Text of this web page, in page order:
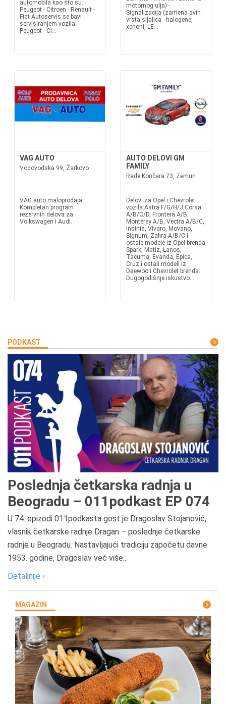
automobila kao što su: -
Peugeot - Citroen - Renault -
Fiat Autoservis se bavi
servisiranjem vozila: -
Peugeot - Ci...
motornog ulja) -
Signalizacija (zamena svih
vrsta sijalica - halogene,
xenoni, LE...
VAG AUTO
Vodovodska 99, Žarkovo
VAG auto maloprodaja:
Kompletan program
rezervnih delova za
Volkswagen i Audi.
AUTO DELOVI GM
FAMILY
Rade Končara 73, Zemun
Delovi za Opel i Chevrolet
vozila:Astra F/G/H/J,Corsa
A/B/C/D, Frontera A/B,
Monterey A/B, Vectra A/B/C,
Insinia, Vivaro, Movano,
Signum, Zafira A/B/C i
ostale modele iz Opel brenda
Spark, Matiz, Lanos,
Tacuma, Evanda, Epica,
Cruz i ostali modeli iz
Daewoo i Chevrolet brenda.
Dugogodišnje iskustvo...
PODKAST
Poslednja četkarska radnja u
Beogradu – 011podkast EP 074
U 74. epizodi 011podkasta gost je Dragoslav Stojanović,
vlasnik četkarske radnje Dragan – poslednje četkarske
radnje u Beogradu. Nastavljajući tradiciju započetu davne
1953. godine, Dragoslav već više...
Detaljnije ›
MAGAZIN